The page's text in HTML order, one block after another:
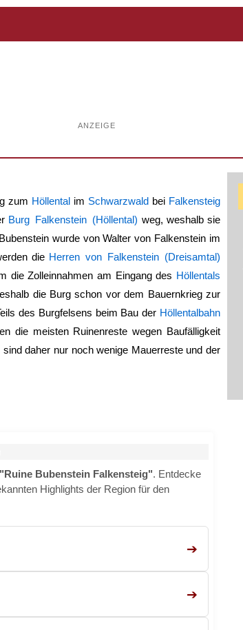
ANZEIGE
zum Höllental im Schwarzwald bei Falkensteig
Burg Falkenstein (Höllental) weg, weshalb sie
wurde von Walter von Falkenstein im
die Herren von Falkenstein (Dreisamtal)
die Zolleinnahmen am Eingang des Höllentals
die Burg schon vor dem Bauernkrieg zur
des Burgfelsens beim Bau der Höllentalbahn
die meisten Ruinenreste wegen Baufälligkeit
daher nur noch wenige Mauerreste und der
"Ruine Bubenstein Falkensteig". Entdecke
Highlights der Region für den
➔
➔